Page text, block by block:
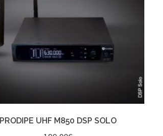
PRODIPE UHF M850 DSP SOLO